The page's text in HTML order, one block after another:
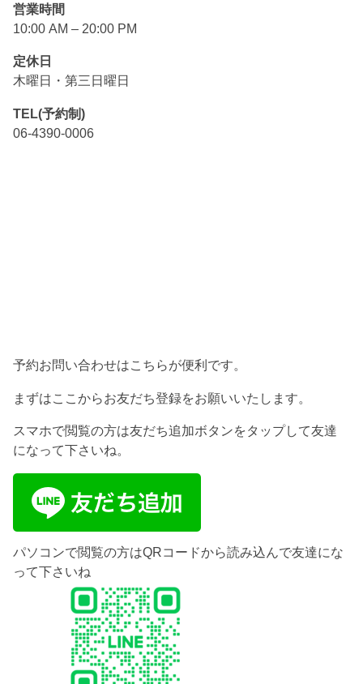
営業時間
10:00 AM – 20:00 PM
定休日
木曜日・第三日曜日
TEL(予約制)
06-4390-0006
予約お問い合わせはこちらが便利です。
まずはここからお友だち登録をお願いいたします。
スマホで閲覧の方は友だち追加ボタンをタップして友達
になって下さいね。
パソコンで閲覧の方はQRコードから読み込んで友達にな
って下さいね